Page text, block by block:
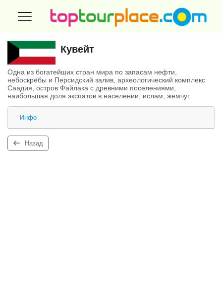
Кувейт
Одна из богатейших стран мира по запасам нефти,
небоскрёбы и Персидский залив, археологический комплекс
Саадия, остров Файлака с древними поселениями,
наибольшая доля экспатов в населении, ислам, жемчуг.
Инфо
Назад